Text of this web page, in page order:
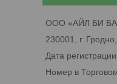
ООО «АЙЛ БИ
230001, г.
Дата
Номер в